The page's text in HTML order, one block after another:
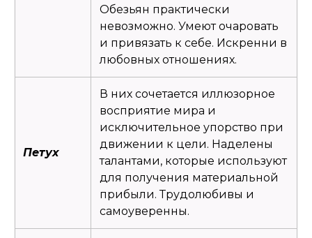
Обезьян практически
невозможно. Умеют очаровать
и привязать к себе. Искренни в
любовных отношениях.
Петух
В них сочетается иллюзорное
восприятие мира и
исключительное упорство при
движении к цели. Наделены
талантами, которые используют
для получения материальной
прибыли. Трудолюбивы и
самоуверенны.